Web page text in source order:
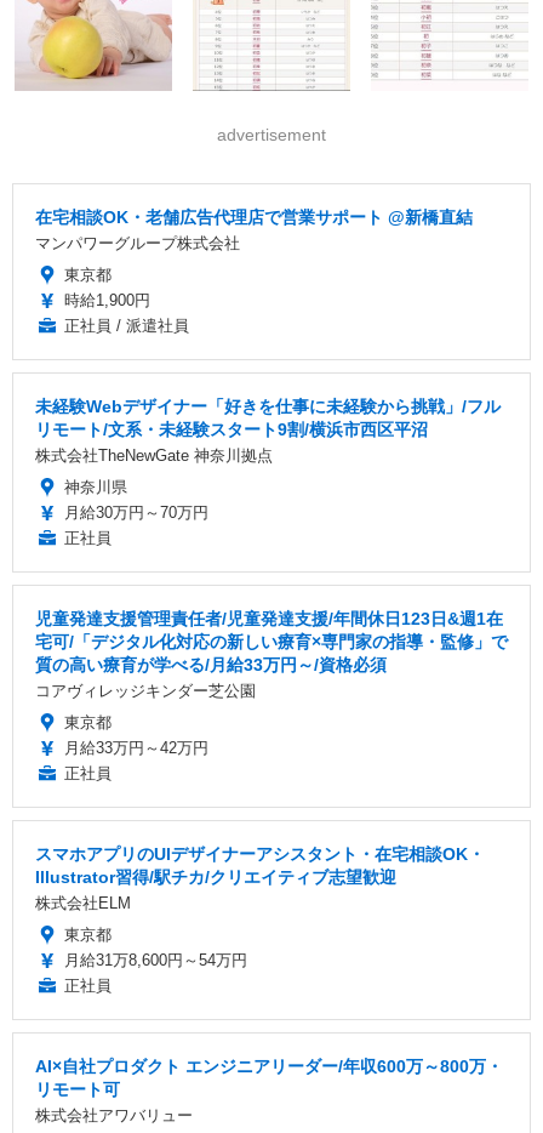
advertisement
在宅相談OK・老舗広告代理店で営業サポート @新橋直結
マンパワーグループ株式会社
東京都
時給1,900円
正社員 / 派遣社員
未経験Webデザイナー「好きを仕事に未経験から挑戦」/フル
リモート/文系・未経験スタート9割/横浜市西区平沼
株式会社TheNewGate 神奈川拠点
神奈川県
月給30万円～70万円
正社員
児童発達支援管理責任者/児童発達⽀援/年間休日123日&週1在
宅可/「デジタル化対応の新しい療育×専門家の指導・監修」で
質の高い療育が学べる/月給33万円～/資格必須
コアヴィレッジキンダー芝公園
東京都
月給33万円～42万円
正社員
スマホアプリのUIデザイナーアシスタント・在宅相談OK・
Illustrator習得/駅チカ/クリエイティブ志望歓迎
株式会社ELM
東京都
月給31万8,600円～54万円
正社員
AI×自社プロダクト エンジニアリーダー/年収600万～800万・
リモート可
株式会社アワバリュー